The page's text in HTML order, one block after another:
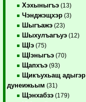
Хэхыныгъэ (13)
Чэнджэщхэр (3)
Шыгъажэ (23)
Шыхулъагъуэ (12)
ЩIэ (75)
ЩIэныгъэ (70)
Щапхъэ (93)
Щикъухьащ адыгэр
дунеижьым (31)
Щэнхабзэ (179)